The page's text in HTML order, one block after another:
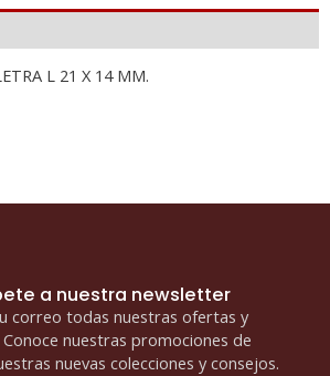
L 21 X 14 MM.
a nuestra newsletter
correo todas nuestras ofertas y
nuestras promociones de
nuevas colecciones y consejos.